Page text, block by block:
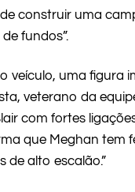
construir uma
fundos”.
veículo, uma figura
veterano da
com fortes
que Meghan tem
de alto escalão.”